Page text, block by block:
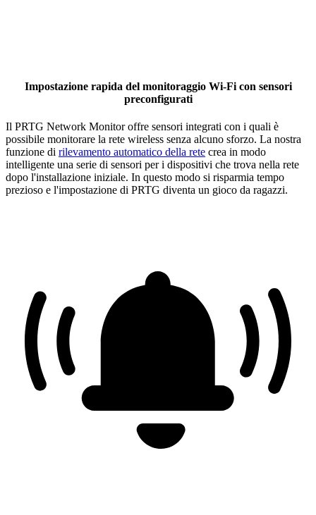
Impostazione rapida del monitoraggio Wi-Fi con sensori
preconfigurati
Il PRTG Network Monitor offre sensori integrati con i quali è
possibile monitorare la rete wireless senza alcuno sforzo. La nostra
funzione di rilevamento automatico della rete crea in modo
intelligente una serie di sensori per i dispositivi che trova nella rete
dopo l'installazione iniziale. In questo modo si risparmia tempo
prezioso e l'impostazione di PRTG diventa un gioco da ragazzi.